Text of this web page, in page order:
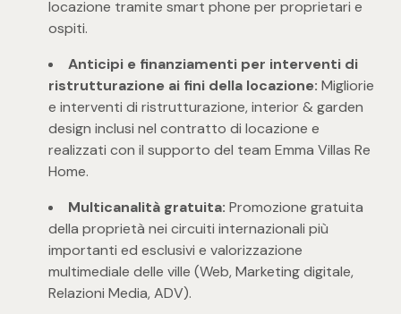
locazione tramite smart phone per proprietari e
ospiti.
Anticipi e finanziamenti per interventi di
ristrutturazione ai fini della locazione: Migliorie
e interventi di ristrutturazione, interior & garden
design inclusi nel contratto di locazione e
realizzati con il supporto del team Emma Villas Re
Home.
Multicanalità gratuita: Promozione gratuita
della proprietà nei circuiti internazionali più
importanti ed esclusivi e valorizzazione
multimediale delle ville (Web, Marketing digitale,
Relazioni Media, ADV).
5+
Camere
Qualsiasi